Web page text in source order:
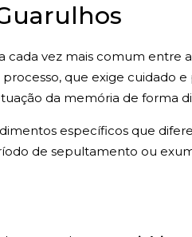
cada vez mais comum entre
que exige cuidado e
da memória de forma
específicos que
de sepultamento ou